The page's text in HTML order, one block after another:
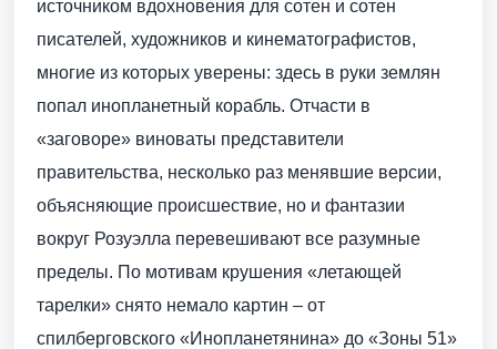
источником вдохновения для сотен и сотен
писателей, художников и кинематографистов,
многие из которых уверены: здесь в руки землян
попал инопланетный корабль. Отчасти в
«заговоре» виноваты представители
правительства, несколько раз менявшие версии,
объясняющие происшествие, но и фантазии
вокруг Розуэлла перевешивают все разумные
пределы. По мотивам крушения «летающей
тарелки» снято немало картин – от
спилберговского «Инопланетянина» до «Зоны 51»